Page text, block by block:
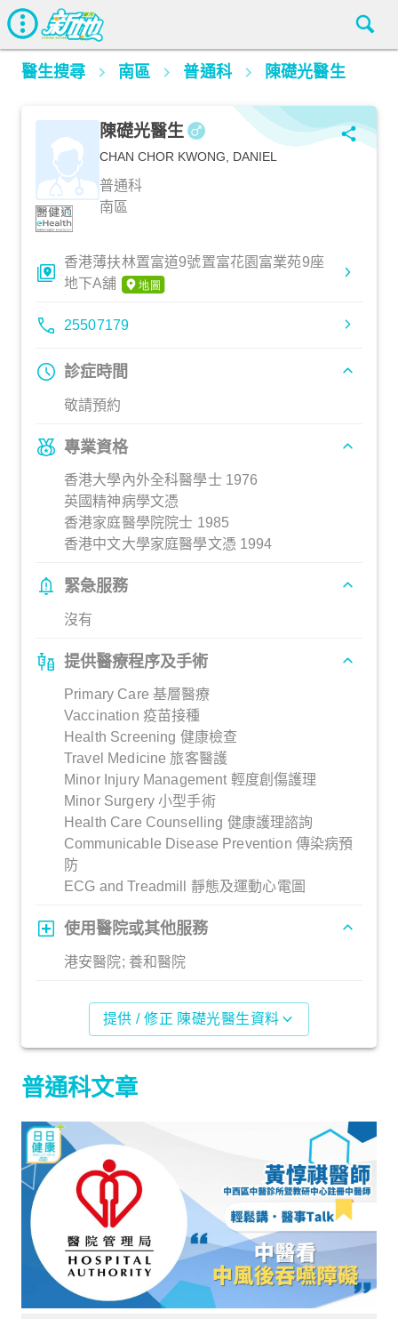
醫生搜尋 南區 普通科 陳礎光醫生
陳礎光醫生
CHAN CHOR KWONG, DANIEL
普通科
南區
香港薄扶林置富道9號置富花園富業苑9座
地下A舖
25507179
診症時間
敬請預約
專業資格
香港大學內外全科醫學士 1976
英國精神病學文憑
香港家庭醫學院院士 1985
香港中文大學家庭醫學文憑 1994
緊急服務
沒有
提供醫療程序及手術
Primary Care 基層醫療
Vaccination 疫苗接種
Health Screening 健康檢查
Travel Medicine 旅客醫護
Minor Injury Management 輕度創傷護理
Minor Surgery 小型手術
Health Care Counselling 健康護理諮詢
Communicable Disease Prevention 傳染病預
防
ECG and Treadmill 靜態及運動心電圖
使用醫院或其他服務
港安醫院; 養和醫院
提供 / 修正 陳礎光醫生資料
普通科文章